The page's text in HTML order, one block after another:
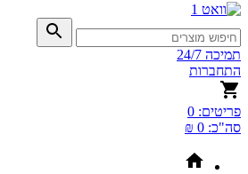
תמיכה 24/7
התחברות
פריטים: 0
סה"כ: 0 ₪